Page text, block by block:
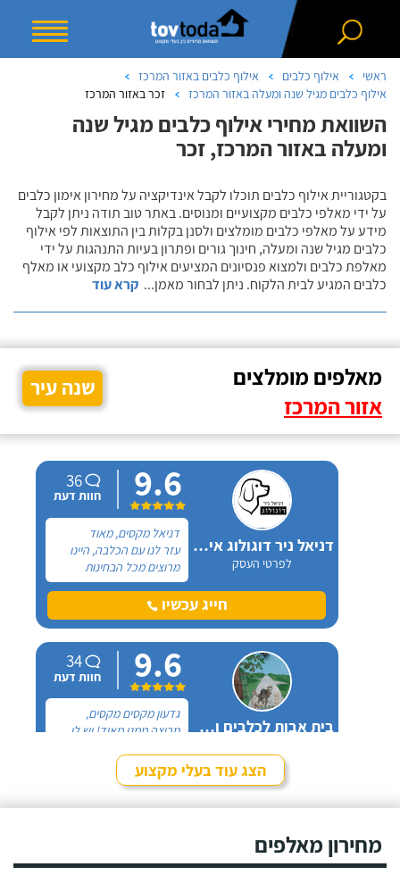
ראשי אילוף כלבים
אילוף כלבים באזור המרכז
אילוף כלבים מגיל שנה ומעלה באזור המרכז
זכר באזור המרכז
השוואת מחירי אילוף כלבים מגיל שנה
ומעלה באזור המרכז, זכר
בקטגוריית אילוף כלבים תוכלו לקבל אינדיקציה על מחירון אימון כלבים
על ידי מאלפי כלבים מקצועיים ומנוסים. באתר טוב תודה ניתן לקבל
מידע על מאלפי כלבים מומלצים ולסנן בקלות בין התוצאות לפי אילוף
כלבים מגיל שנה ומעלה, חינוך גורים ופתרון בעיות התנהגות על ידי
מאלפת כלבים ולמצוא פנסיונים המציעים אילוף כלב מקצועי או מאלף
כלבים המגיע לבית הלקוח. ניתן לבחור מאמן... קרא עוד
מאלפים מומלצים
אזור המרכז
שנה עיר
דניאל ניר דוגולוג אילוף כלבים
לפרטי העסק
9.6
36
חוות דעת
דניאל מקסים, מאוד
עזר לנו עם הכלבה, היינו
מרוצים מכל הבחינות
ואנחנו ממליצים בחום. יש
לנו כלבה שהיו לה בעיות
התנהגות שונות וזאת שהכי
אכילה מפח הזבל הביתי.
חייג עכשיו
בית אבות לכלבים ופנסיון חתולים
9.6
34
חוות דעת
גדעון מקסים מקסים,
מרוצה ממנו מאוד! יש לי
שנים, כל פעם שיש לי
נסיעה והיעדרות מהבית,
בחום.
חייג עכשיו
הצג עוד בעלי מקצוע
מחירון מאלפים